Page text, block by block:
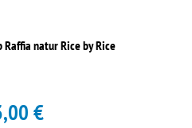
natur Rice by Rice
€